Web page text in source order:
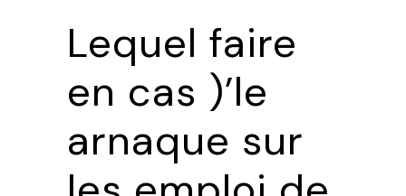
Lequel faire
en cas )’le
arnaque sur